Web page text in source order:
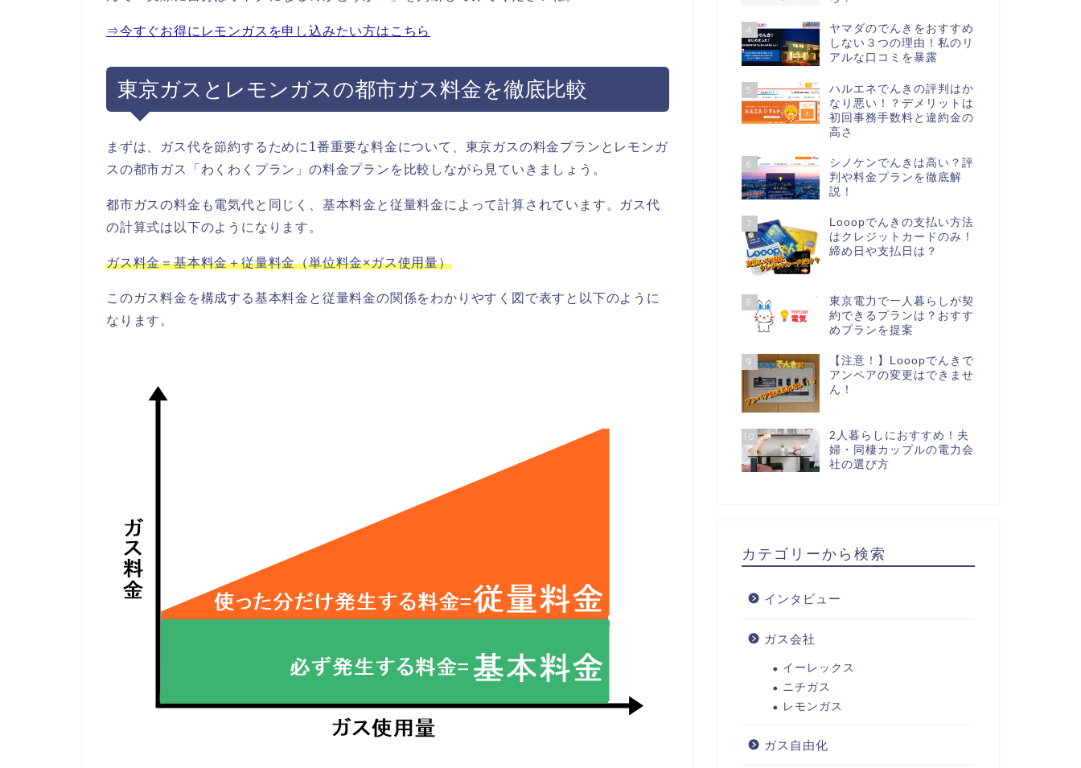
⇒今すぐお得にレモンガスを申し込みたい方はこちら
東京ガスとレモンガスの都市ガス料金を徹底比較
まずは、ガス代を節約するために1番重要な料金について、東京ガスの料金プランとレモンガ
スの都市ガス「わくわくプラン」の料金プランを比較しながら見ていきましょう。
都市ガスの料金も電気代と同じく、基本料金と従量料金によって計算されています。ガス代
の計算式は以下のようになります。
ガス料金＝基本料金＋従量料金（単位料金×ガス使用量）
このガス料金を構成する基本料金と従量料金の関係をわかりやすく図で表すと以下のように
なります。
4
ヤマダのでんきをおすすめ
しない３つの理由！私のリ
アルな口コミを暴露
5
ハルエネでんきの評判はか
なり悪い！？デメリットは
初回事務手数料と違約金の
高さ
6
シノケンでんきは高い？評
判や料金プランを徹底解
説！
7
Looopでんきの支払い方法
はクレジットカードのみ！
締め日や支払日は？
8
東京電力で一人暮らしが契
約できるプランは？おすす
めプランを提案
9
【注意！】Looopでんきで
アンペアの変更はできませ
ん！
10
2人暮らしにおすすめ！夫
婦・同棲カップルの電力会
社の選び方
カテゴリーから検索
インタビュー
ガス会社
イーレックス
ニチガス
レモンガス
ガス自由化